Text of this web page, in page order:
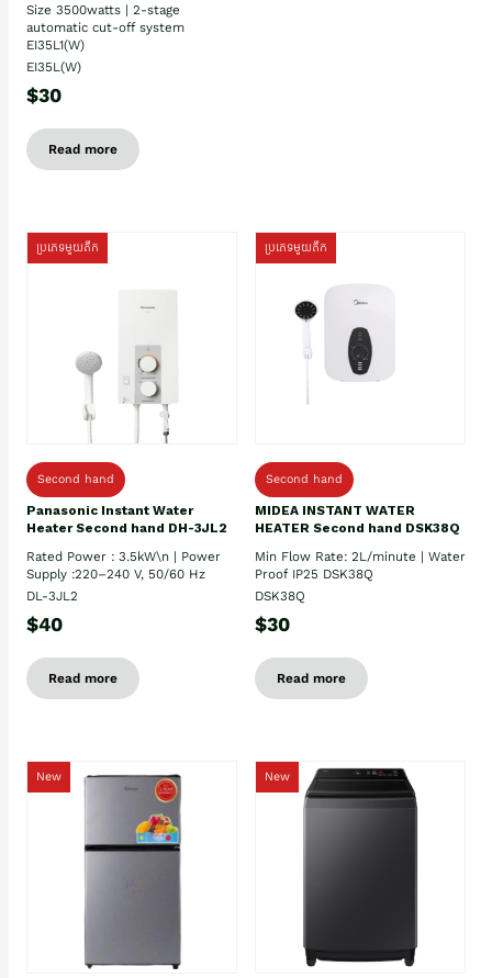
Size 3500watts | 2-stage
automatic cut-off system
EI35L1(W)
EI35L(W)
$30
Read more
ប្រភេទមួយតឹក
Second hand
Panasonic Instant Water
Heater Second hand DH-3JL2
Rated Power : 3.5kW\n | Power
Supply :220–240 V, 50/60 Hz
DL-3JL2
$40
Read more
ប្រភេទមួយតឹក
Second hand
MIDEA INSTANT WATER
HEATER Second hand DSK38Q
Min Flow Rate: 2L/minute | Water
Proof IP25 DSK38Q
DSK38Q
$30
Read more
New New